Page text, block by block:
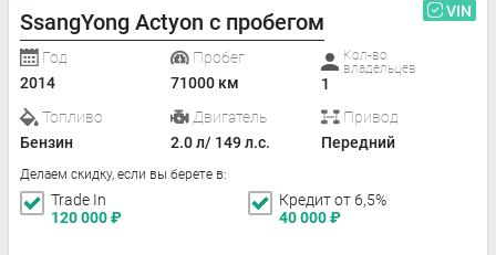
SsangYong Actyon с пробегом VIN
Год
2014
Пробег
71000 км
Кол-во
владельцев
1
Топливо
Бензин
Двигатель
2.0 л/ 149 л.с.
Привод
Передний
Делаем скидку, если вы берете в:
Trade In
120 000₽
Кредит от 6,5%
40 000₽